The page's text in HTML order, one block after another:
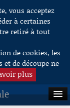
vous acceptez
à certaines
retiré à tout
de cookies, les
de découpe ne
plus